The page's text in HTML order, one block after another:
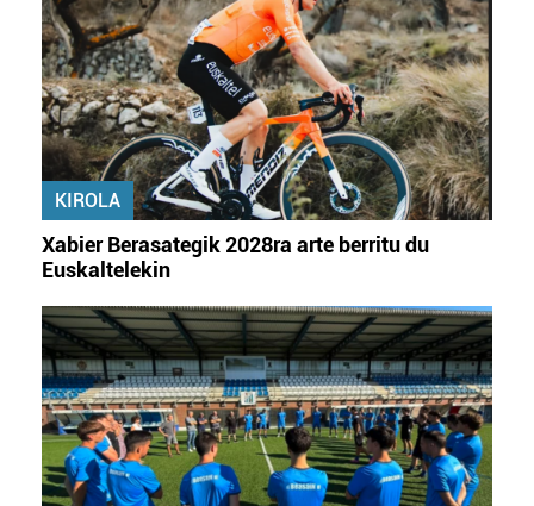
zure baimena Cookieen adierazpenean.
Webgune honek cookie propioak eta hirugarrenen cookie-
fitxategiak erabiltzen ditu. Zure esperientzia eta
zerbitzuak hobetzeko asmoz, cookie teknologiaz
baliatzen gara. Ohar hau onartuz gero, teknologia hori
erabiltzeko baimen esplizitua ematen diguzu.Gehiago
irakurri
KIROLA
Xabier Berasategik 2028ra arte berritu du
Euskaltelekin